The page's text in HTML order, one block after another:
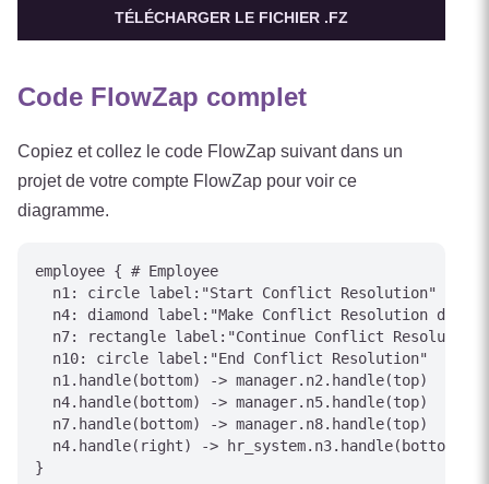
TÉLÉCHARGER LE FICHIER .FZ
Code FlowZap complet
Copiez et collez le code FlowZap suivant dans un
projet de votre compte FlowZap pour voir ce
diagramme.
employee { # Employee
  n1: circle label:"Start Conflict Resolution"
n4: diamond label:"Make Conflict Resolution
n7: rectangle label:"Continue Conflict Resolution
  n10: circle label:"End Conflict Resolution"
  n1.handle(bottom) -> manager.n2.handle(top)
  n4.handle(bottom) -> manager.n5.handle(top)
  n7.handle(bottom) -> manager.n8.handle(top)
n4.handle(right) -> hr_system.n3.handle(bottom)
}